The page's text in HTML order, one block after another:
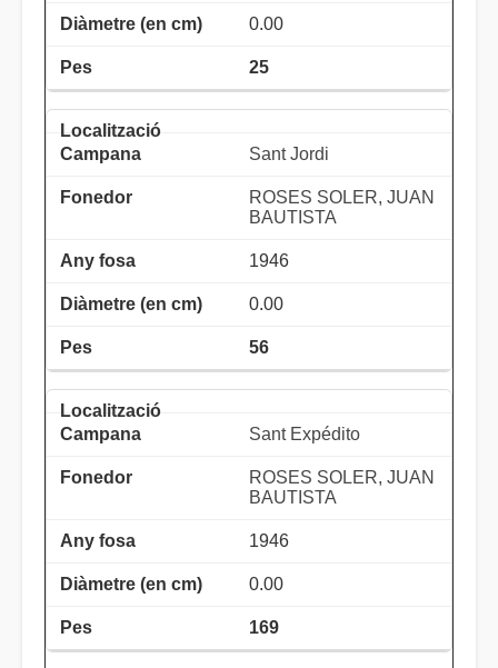
0.00
25
Sant Jordi
ROSES SOLER, JUAN
BAUTISTA
1946
0.00
56
Sant Expédito
ROSES SOLER, JUAN
BAUTISTA
1946
0.00
169